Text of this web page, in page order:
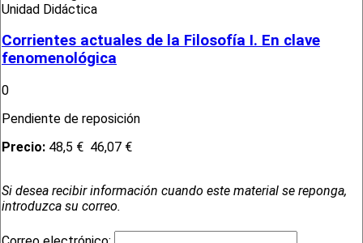
Unidad Didáctica
Corrientes actuales de la Filosofía I. En clave
fenomenológica
0
Pendiente de reposición
Precio: 48,5 € 46,07 €
Si desea recibir información cuando este material se reponga,
introduzca su correo.